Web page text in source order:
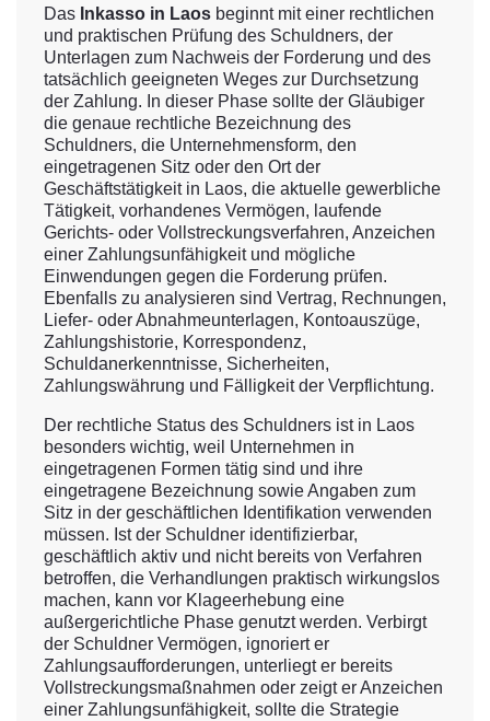
Das Inkasso in Laos beginnt mit einer rechtlichen
und praktischen Prüfung des Schuldners, der
Unterlagen zum Nachweis der Forderung und des
tatsächlich geeigneten Weges zur Durchsetzung
der Zahlung. In dieser Phase sollte der Gläubiger
die genaue rechtliche Bezeichnung des
Schuldners, die Unternehmensform, den
eingetragenen Sitz oder den Ort der
Geschäftstätigkeit in Laos, die aktuelle gewerbliche
Tätigkeit, vorhandenes Vermögen, laufende
Gerichts- oder Vollstreckungsverfahren, Anzeichen
einer Zahlungsunfähigkeit und mögliche
Einwendungen gegen die Forderung prüfen.
Ebenfalls zu analysieren sind Vertrag, Rechnungen,
Liefer- oder Abnahmeunterlagen, Kontoauszüge,
Zahlungshistorie, Korrespondenz,
Schuldanerkenntnisse, Sicherheiten,
Zahlungswährung und Fälligkeit der Verpflichtung.
Der rechtliche Status des Schuldners ist in Laos
besonders wichtig, weil Unternehmen in
eingetragenen Formen tätig sind und ihre
eingetragene Bezeichnung sowie Angaben zum
Sitz in der geschäftlichen Identifikation verwenden
müssen. Ist der Schuldner identifizierbar,
geschäftlich aktiv und nicht bereits von Verfahren
betroffen, die Verhandlungen praktisch wirkungslos
machen, kann vor Klageerhebung eine
außergerichtliche Phase genutzt werden. Verbirgt
der Schuldner Vermögen, ignoriert er
Zahlungsaufforderungen, unterliegt er bereits
Vollstreckungsmaßnahmen oder zeigt er Anzeichen
einer Zahlungsunfähigkeit, sollte die Strategie